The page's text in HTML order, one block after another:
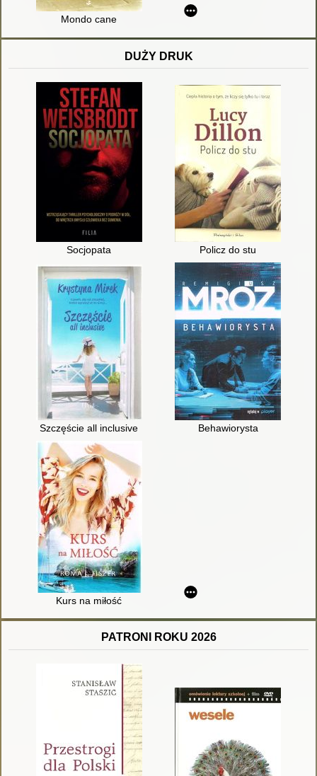
Mondo cane
DUŻY DRUK
Socjopata Policz do stu
Szczęście all inclusive Behawiorysta
Kurs na miłość
PATRONI ROKU 2026